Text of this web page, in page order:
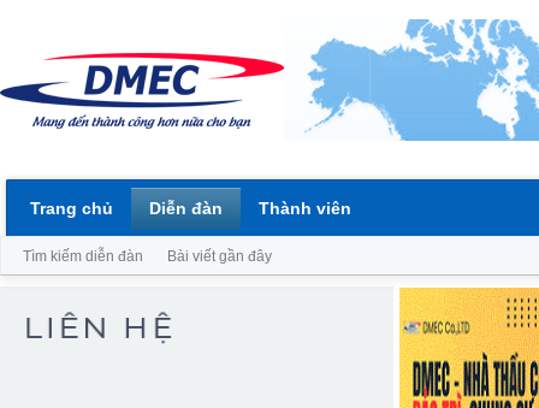
Trang chủ Diễn đàn
Tìm kiếm diễn đàn Bài viết gần đây
Thành viên